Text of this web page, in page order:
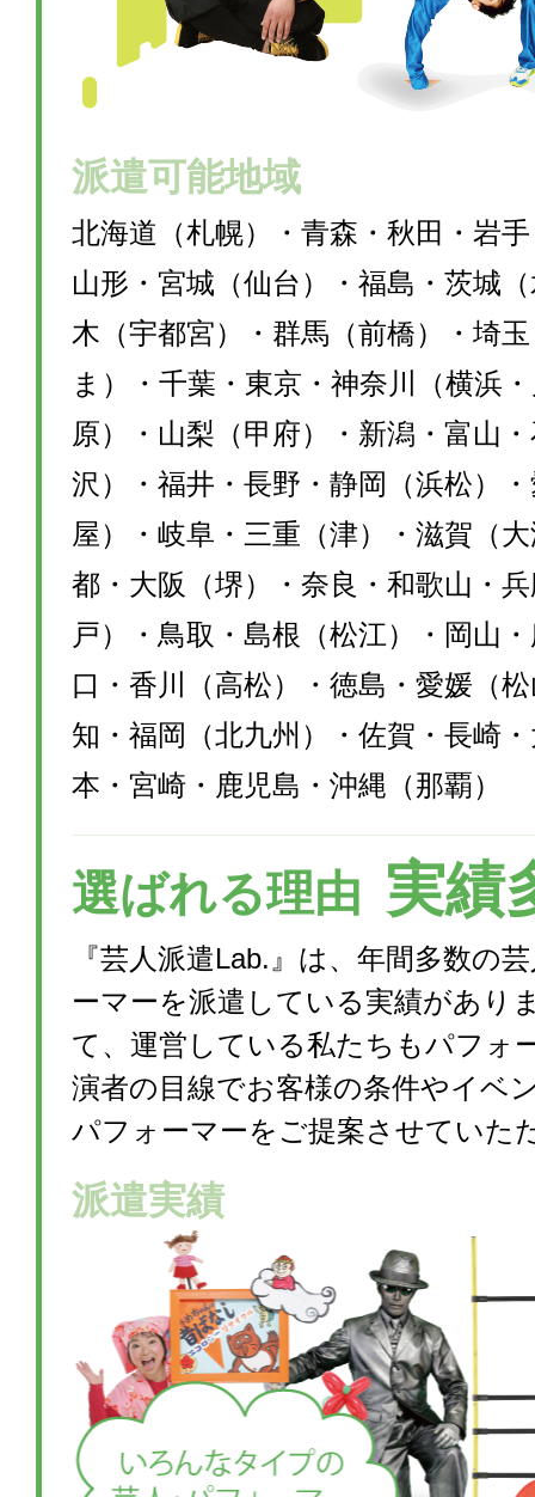
派遣可能地域
北海道（札幌）・青森・秋田・岩
山形・宮城（仙台）・福島・茨城
木（宇都宮）・群馬（前橋）・埼
ま）・千葉・東京・神奈川（横浜
原）・山梨（甲府）・新潟・富山
沢）・福井・長野・静岡（浜松）
屋）・岐阜・三重（津）・滋賀（
都・大阪（堺）・奈良・和歌山・
戸）・鳥取・島根（松江）・岡山
口・香川（高松）・徳島・愛媛（
知・福岡（北九州）・佐賀・長崎
本・宮崎・鹿児島・沖縄（那覇）
選ばれる理由 実績
『芸人派遣Lab.』は、年間多数の
ーマーを派遣している実績があり
て、運営している私たちもパフォ
演者の目線でお客様の条件やイベ
パフォーマーをご提案させていた
派遣実績